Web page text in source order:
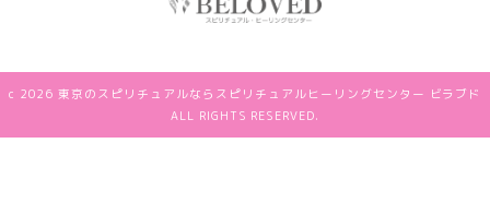
c 2026 東京のスピリチュアルならスピリチュアルヒーリングセンター ビラブド
ALL RIGHTS RESERVED.